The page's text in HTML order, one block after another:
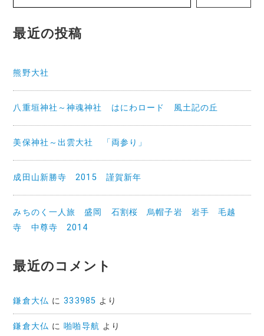
ー
シ
ン
最近の投稿
熊野大社
八重垣神社～神魂神社 はにわロード 風土記の丘
美保神社～出雲大社 「両参り」
成田山新勝寺 2015 謹賀新年
みちのく一人旅 盛岡 石割桜 烏帽子岩 岩手 毛越
寺 中尊寺 2014
最近のコメント
鎌倉大仏 に333985 より
鎌倉大仏 に啪啪导航 より